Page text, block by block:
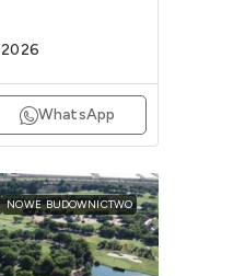
2026
WhatsApp
NOWE BUDOWNICTWO